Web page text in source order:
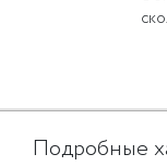
Подробные